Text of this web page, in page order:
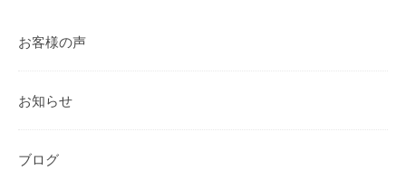
お客様の声
お知らせ
ブログ